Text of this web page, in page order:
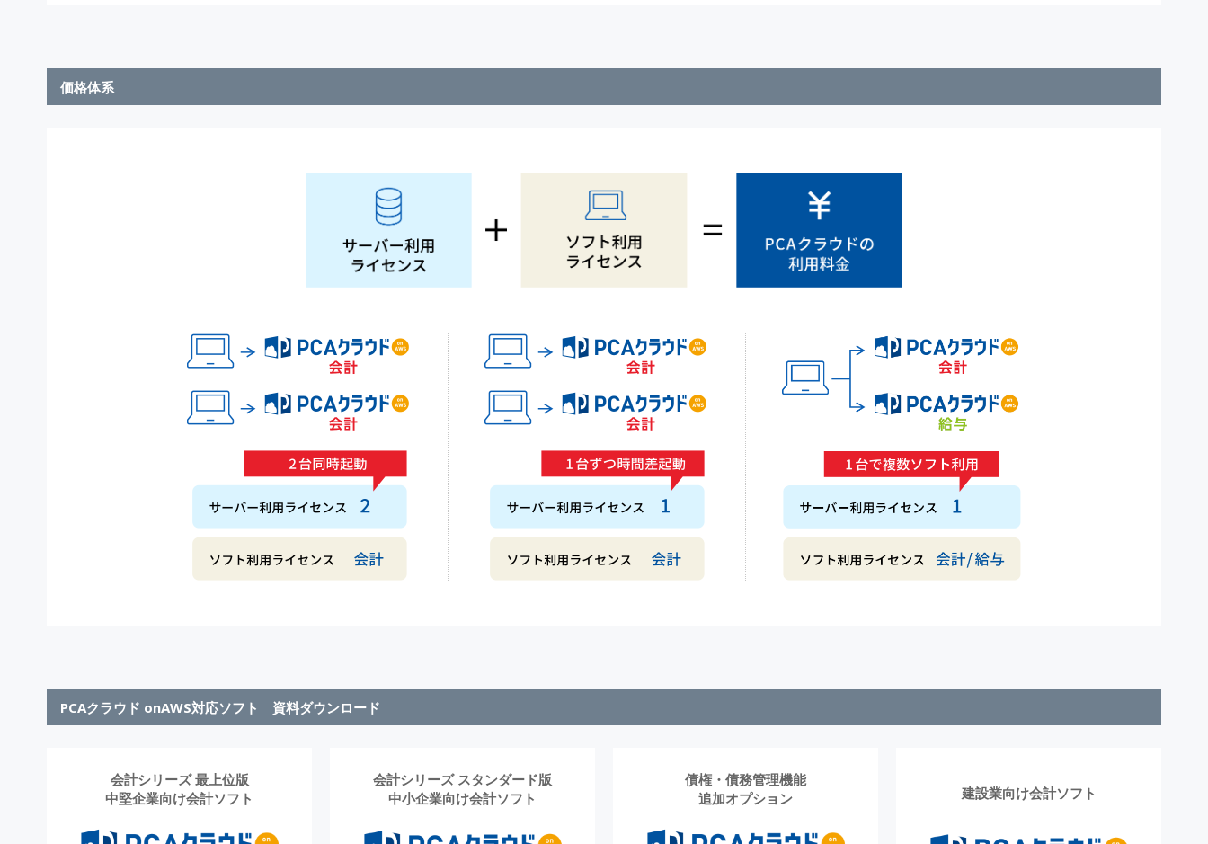
価格体系
PCAクラウド onAWS対応ソフト 資料ダウンロード
会計シリーズ 最上位版
中堅企業向け会計ソフト
会計シリーズ スタンダード版
中小企業向け会計ソフト
債権・債務管理機能
追加オプション
建設業向け会計ソフト